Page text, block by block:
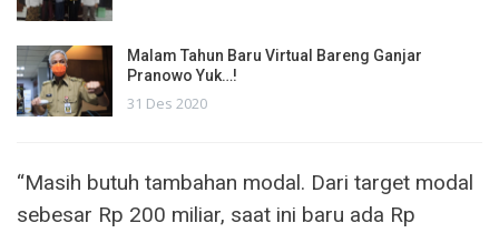
Malam Tahun Baru Virtual Bareng Ganjar
Pranowo Yuk…!
31 Des 2020
“Masih butuh tambahan modal. Dari target modal
sebesar Rp 200 miliar, saat ini baru ada Rp